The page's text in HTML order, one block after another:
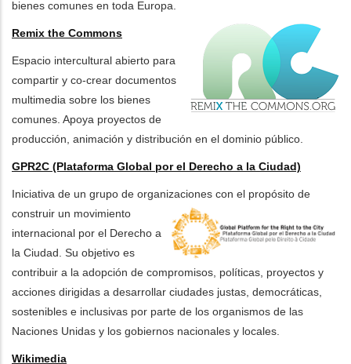
bienes comunes en toda Europa.
Remix the Commons
Espacio intercultural abierto para
compartir y co-crear documentos
multimedia sobre los bienes
comunes. Apoya proyectos de
producción, animación y distribución en el dominio público.
GPR2C (Plataforma Global por el Derecho a la Ciudad)
Iniciativa de un grupo de organizaciones con el propósito de
construir un movimiento
internacional por el Derecho a
la Ciudad. Su objetivo es
contribuir a la adopción de compromisos, políticas, proyectos y
acciones dirigidas a desarrollar ciudades justas, democráticas,
sostenibles e inclusivas por parte de los organismos de las
Naciones Unidas y los gobiernos nacionales y locales.
Wikimedia